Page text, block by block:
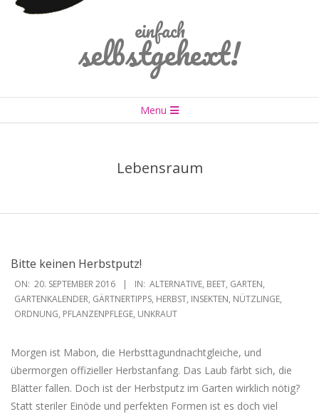
einfach
selbstgehext!
Navigation
Menu
Lebensraum
Bitte keinen Herbstputz!
2016-
09-
20
ON: 20. SEPTEMBER 2016 IN: ALTERNATIVE, BEET, GARTEN,
GARTENKALENDER, GÄRTNERTIPPS, HERBST, INSEKTEN, NÜTZLINGE,
ORDNUNG, PFLANZENPFLEGE, UNKRAUT
Morgen ist Mabon, die Herbsttagundnachtgleiche, und
übermorgen offizieller Herbstanfang. Das Laub färbt sich, die
Blätter fallen. Doch ist der Herbstputz im Garten wirklich nötig?
Statt steriler Einöde und perfekten Formen ist es doch viel